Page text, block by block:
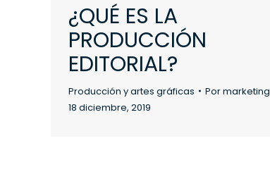
¿QUÉ ES LA
PRODUCCIÓN
EDITORIAL?
Producción y artes gráficas Pormarketing
18 diciembre, 2019